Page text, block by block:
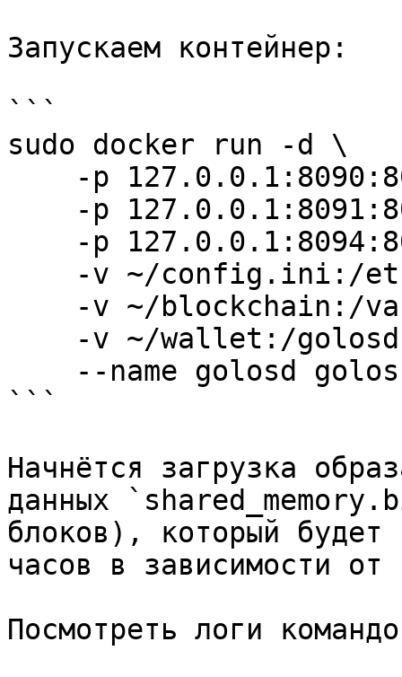
Запускаем контейнер:
```
sudo docker run -d \
```
Начнётся загрузка
данных
блоков), который будет
часов в зависимости от
Посмотреть логи